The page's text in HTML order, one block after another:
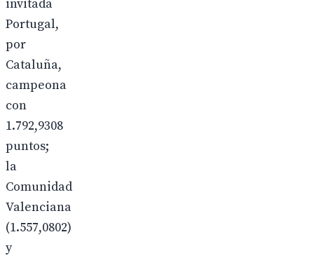
invitada
Portugal,
por
Cataluña,
campeona
con
1.792,9308
puntos;
la
Comunidad
Valenciana
(1.557,0802)
y